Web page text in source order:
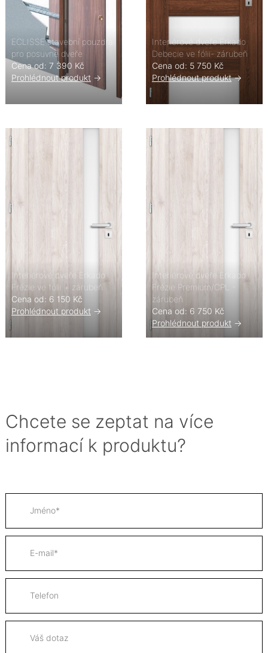
ECLISSE stavební pouzdra
pro posuvné dveře
Cena od: 7 390 Kč
Prohlédnout produkt ->
Interiérové dveře Erkado
Debecie ve fólii- zárubeň
Cena od: 5 750 Kč
Prohlédnout produkt->
Interiérové dveře Erkado
Frézie ve fólii + zárubeň
Cena od: 6 150 Kč
Prohlédnout produkt ->
Interiérové dveře Erkado
Frézie Premium/CPL -
zárubeň
Cena od: 6 750 Kč
Prohlédnout produkt ->
Chcete se zeptat na více
informací k produktu?